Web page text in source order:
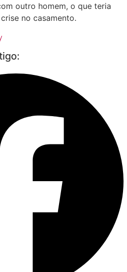
outro homem, o que teria
no casamento.